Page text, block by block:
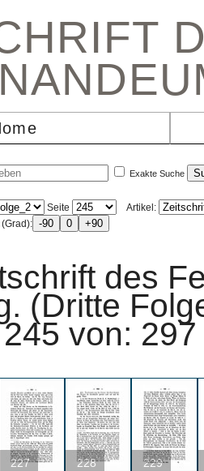
Exakte Suche
Seite
Artikel:
des
(Dritte
von:
227 228 229